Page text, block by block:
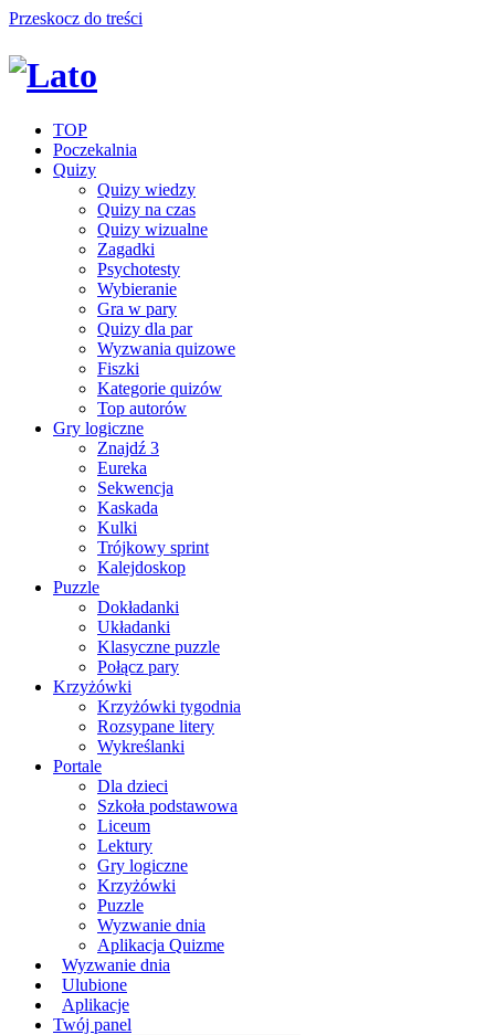
Przeskocz do treści
TOP
Poczekalnia
Quizy
Quizy wiedzy
Quizy na czas
Quizy wizualne
Zagadki
Psychotesty
Wybieranie
Gra w pary
Quizy dla par
Wyzwania quizowe
Fiszki
Kategorie quizów
Top autorów
Gry logiczne
Znajdź 3
Eureka
Sekwencja
Kaskada
Kulki
Trójkowy sprint
Kalejdoskop
Puzzle
Dokładanki
Układanki
Klasyczne puzzle
Połącz pary
Krzyżówki
Krzyżówki tygodnia
Rozsypane litery
Wykreślanki
Portale
Dla dzieci
Szkoła podstawowa
Liceum
Lektury
Gry logiczne
Krzyżówki
Puzzle
Wyzwanie dnia
Aplikacja Quizme
Wyzwanie dnia
Ulubione
Aplikacje
Twój panel